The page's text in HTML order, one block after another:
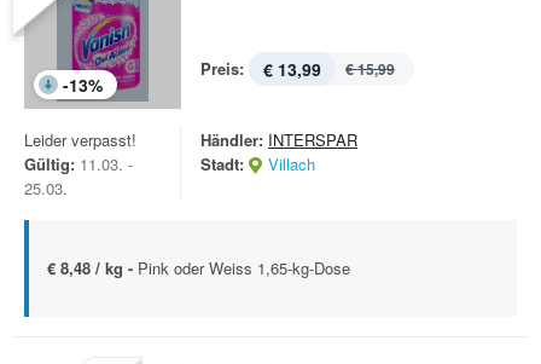
-13%
Preis: € 13,99 € 15,99
Leider verpasst!
Gültig: 11.03. -
25.03.
Händler: INTERSPAR
Stadt:
Villach
€ 8,48 / kg - Pink oder Weiss 1,65-kg-Dose